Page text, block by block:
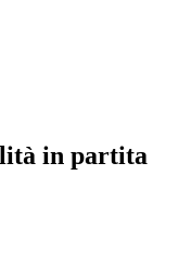
in partita